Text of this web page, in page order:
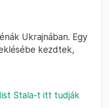
Ukrajnában. Egy
kezdtek,
Stala-t itt tudják